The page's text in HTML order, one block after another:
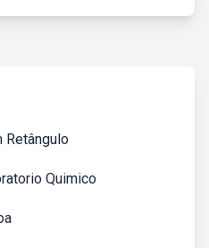
Retângulo
Quimico